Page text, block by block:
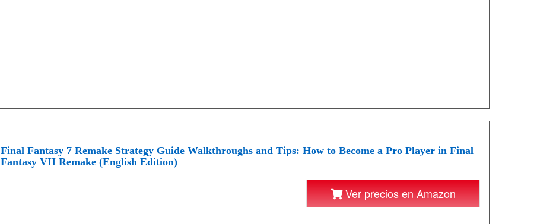
Final Fantasy 7 Remake Strategy Guide Walkthroughs and Tips: How to Become a Pro Player in Final
Fantasy VII Remake (English Edition)
Ver precios en Amazon